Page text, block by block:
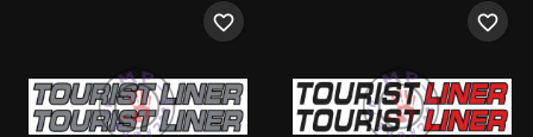
favorite_border favorite_border